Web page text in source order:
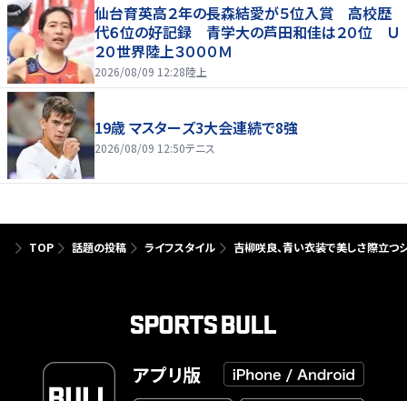
仙台育英高２年の長森結愛が５位入賞 高校歴
代６位の好記録 青学大の芦田和佳は２０位 Ｕ
２０世界陸上３０００Ｍ
2026/08/09 12:28陸上
19歳 マスターズ3大会連続で8強
2026/08/09 12:50テニス
TOP 話題の投稿 ライフスタイル 吉柳咲良、青い衣装で美しさ際立つ
アプリ版